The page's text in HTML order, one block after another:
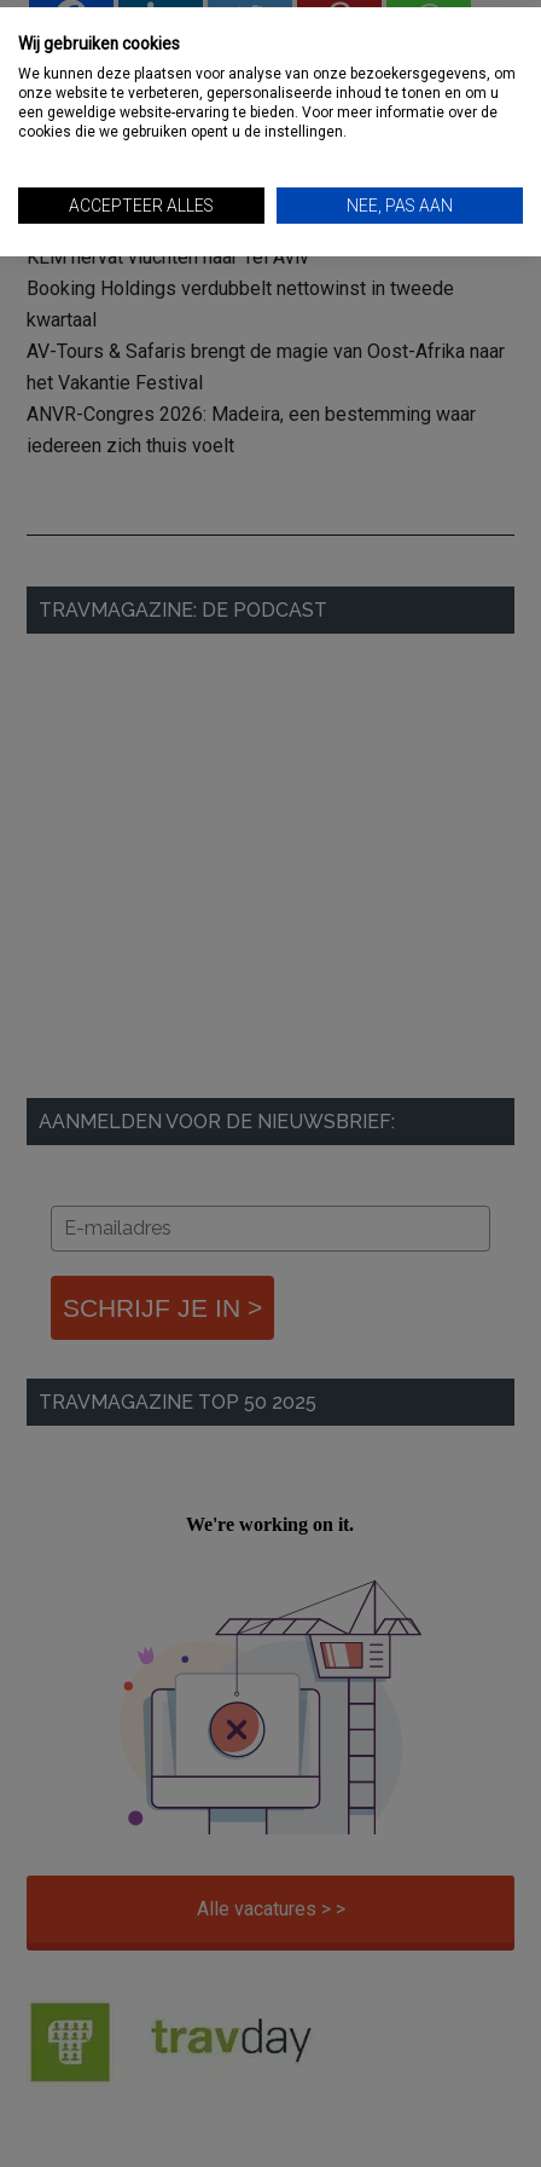
RECENTE BERICHTEN
TUI lanceert budgetmerk Sundeals in UK
KLM hervat vluchten naar Tel Aviv
Booking Holdings verdubbelt nettowinst in tweede
kwartaal
AV-Tours & Safaris brengt de magie van Oost-Afrika naar
het Vakantie Festival
ANVR-Congres 2026: Madeira, een bestemming waar
iedereen zich thuis voelt
Primaire
Sidebar
TRAVMAGAZINE: DE PODCAST
AANMELDEN VOOR DE NIEUWSBRIEF:
SCHRIJF JE IN >
TRAVMAGAZINE TOP 50 2025
Alle vacatures > >
Wij gebruiken cookies
We kunnen deze plaatsen voor analyse van onze bezoekersgegevens, om
onze website te verbeteren, gepersonaliseerde inhoud te tonen en om u
een geweldige website-ervaring te bieden. Voor meer informatie over de
cookies die we gebruiken opent u de instellingen.
ACCEPTEER ALLES NEE, PAS AAN